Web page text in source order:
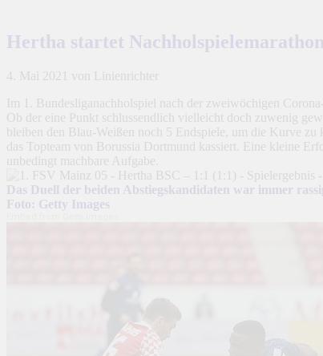
Hertha startet
4. Mai 2021
von Linienrichter
Im 1. Bundesliganachholspiel nach der zweiwöchigen
Ob der eine Punkt schlussendlich vielleicht doch zuwenig
bleiben den Blau-Weißen noch 5 Endspiele, um die Kurve zu
das Topteam von Borussia Dortmund kassiert. Eine kleine
unbedingt machbare Aufgabe.
Das Duell der beiden Abstiegskandidaten war immer
Foto: Getty Images